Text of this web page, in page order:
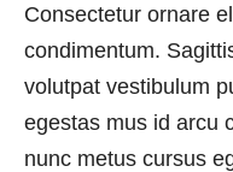
Consectetur ornare
condimentum.
volutpat vestibulum
egestas mus id arcu
nunc metus cursus